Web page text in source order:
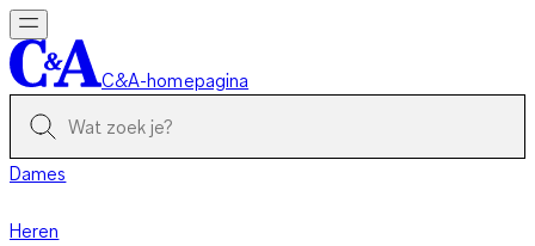
C&A-homepagina
Dames
Heren